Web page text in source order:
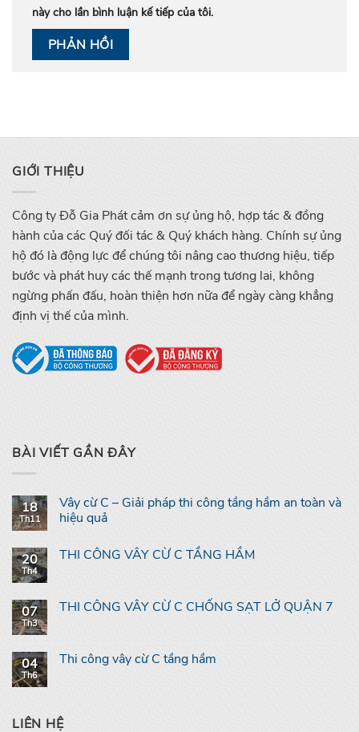
này cho lần bình luận kế tiếp của tôi.
GIỚI THIỆU
Công ty Đỗ Gia Phát cảm ơn sự ủng hộ, hợp tác & đồng
hành của các Quý đối tác & Quý khách hàng. Chính sự ủng
hộ đó là động lực để chúng tôi nâng cao thương hiệu, tiếp
bước và phát huy các thế mạnh trong tương lai, không
ngừng phấn đấu, hoàn thiện hơn nữa để ngày càng khẳng
định vị thế của mình.
BÀI VIẾT GẦN ĐÂY
18
Th11
Vây cừ C – Giải pháp thi công tầng hầm an toàn và
hiệu quả
20
Th4
THI CÔNG VÂY CỪ C TẦNG HẦM
07
Th3
THI CÔNG VÂY CỪ C CHỐNG SẠT LỞ QUẬN 7
04
Th6
Thi công vây cừ C tầng hầm
LIÊN HỆ